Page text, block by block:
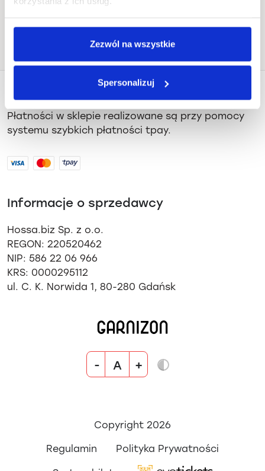
Zezwól na wszystkie
Spersonalizuj
- A +
Płatności i dostawa
Płatności w sklepie realizowane są przy pomocy
systemu szybkich płatności tpay.
Informacje o sprzedawcy
Hossa.biz Sp. z o.o.
REGON: 220520462
NIP: 586 22 06 966
KRS: 0000295112
ul. C. K. Norwida 1, 80-280 Gdańsk
Copyright 2026
Regulamin
Polityka Prywatności